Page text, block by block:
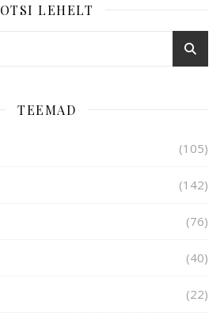
OTSI LEHELT
TEEMAD
(105)
(142)
(76)
(40)
(22)